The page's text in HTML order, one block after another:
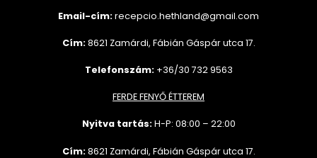
Email-cím:recepcio.hethland@gmail.com
Cím:8621 Zamárdi, Fábián Gáspár utca 17.
Telefonszám: +36/30 732 9563
FERDE FENYŐ ÉTTEREM
Nyitva tartás:H-P: 08:00 – 22:00
Cím:8621 Zamárdi, Fábián Gáspár utca 17.